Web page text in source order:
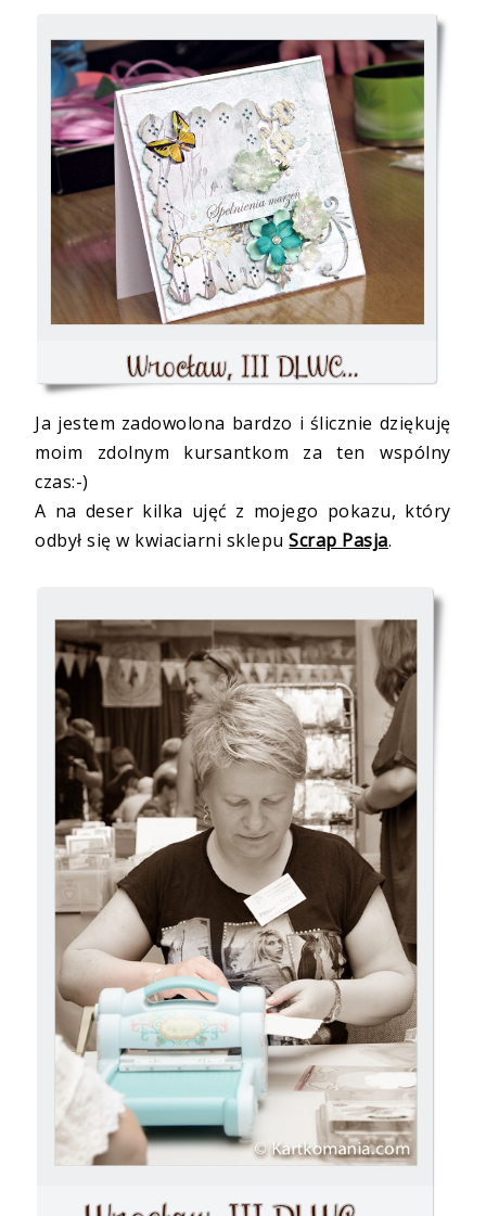
Ja jestem zadowolona bardzo i ślicznie dziękuję
moim zdolnym kursantkom za ten wspólny
czas:-)
A na deser kilka ujęć z mojego pokazu, który
odbył się w kwiaciarni sklepuScrap Pasja.